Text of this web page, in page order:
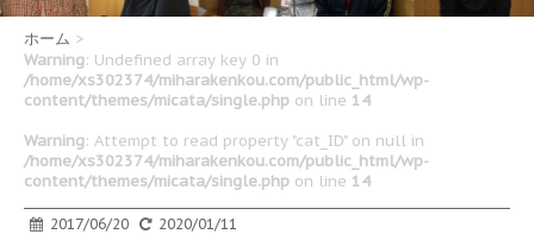
ホーム >
Warning: Undefined array key 0 in
/home/xs302374/miharakenkou.com/public_html/wp-
content/themes/micata/single.php on line 14
Warning: Attempt to read property "cat_ID" on null in
/home/xs302374/miharakenkou.com/public_html/wp-
content/themes/micata/single.php on line 14
2017/06/20 2020/01/11